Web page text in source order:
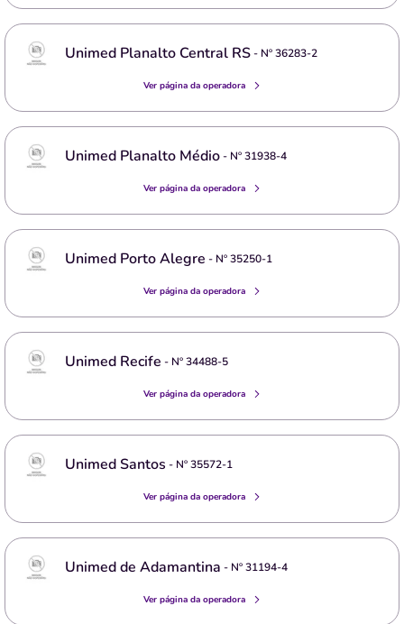
Unimed Planalto Central RS- Nº36283-2
Ver página da operadora
Unimed Planalto Médio- Nº31938-4
Ver página da operadora
Unimed Porto Alegre - Nº35250-1
Ver página da operadora
Unimed Recife - Nº34488-5
Ver página da operadora
Unimed Santos - Nº35572-1
Ver página da operadora
Unimed de Adamantina - Nº31194-4
Ver página da operadora